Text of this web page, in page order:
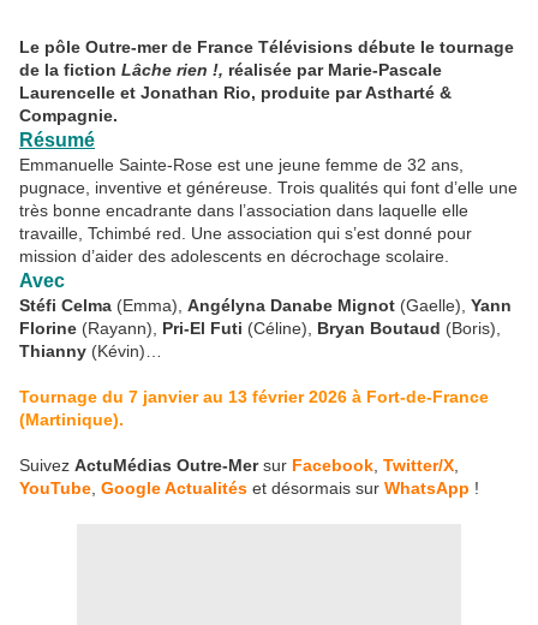
Le pôle Outre-mer de France Télévisions débute le tournage
de la fiction Lâche rien !, réalisée par Marie-Pascale
Laurencelle et Jonathan Rio, produite par Astharté &
Compagnie.
Résumé
Emmanuelle Sainte-Rose est une jeune femme de 32 ans,
pugnace, inventive et généreuse. Trois qualités qui font d’elle une
très bonne encadrante dans l’association dans laquelle elle
travaille, Tchimbé red. Une association qui s’est donné pour
mission d’aider des adolescents en décrochage scolaire.
Avec
Stéfi Celma (Emma), Angélyna Danabe Mignot (Gaelle), Yann
Florine (Rayann), Pri-El Futi (Céline), Bryan Boutaud (Boris),
Thianny (Kévin)…
Tournage du 7 janvier au 13 février 2026 à Fort-de-France
(Martinique).
Suivez ActuMédias Outre-Mersur Facebook Twitter/X
YouTube Google Actualités et désormais sur WhatsApp !